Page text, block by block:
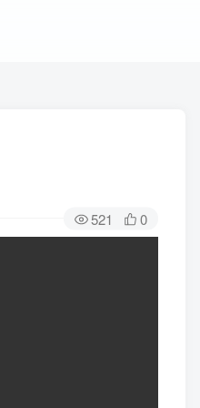
521 0